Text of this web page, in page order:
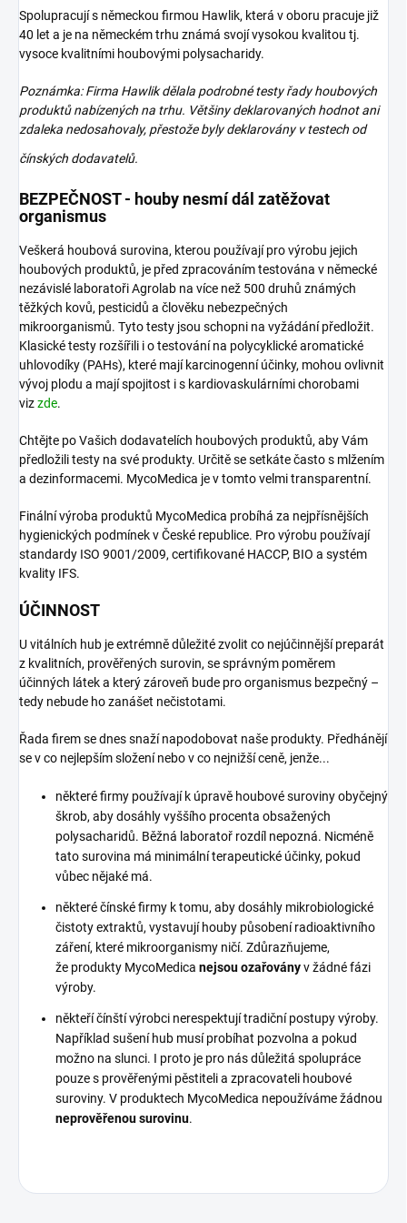
Spolupracují s německou firmou Hawlik, která v oboru pracuje již
40 let a je na německém trhu známá svojí vysokou kvalitou tj.
vysoce kvalitními houbovými polysacharidy.
Poznámka: Firma Hawlik dělala podrobné testy řady houbových
produktů nabízených na trhu. Většiny deklarovaných hodnot ani
zdaleka nedosahovaly, přestože byly deklarovány v testech od
čínských dodavatelů.
BEZPEČNOST - houby nesmí dál zatěžovat
organismus
Veškerá houbová surovina, kterou používají pro výrobu jejich
houbových produktů, je před zpracováním testována v německé
nezávislé laboratoři Agrolab na více než 500 druhů známých
těžkých kovů, pesticidů a člověku nebezpečných
mikroorganismů. Tyto testy jsou schopni na vyžádání předložit.
Klasické testy rozšířili i o testování na polycyklické aromatické
uhlovodíky (PAHs), které mají karcinogenní účinky, mohou ovlivnit
vývoj plodu a mají spojitost i s kardiovaskulárními chorobami
vizzde.
Chtějte po Vašich dodavatelích houbových produktů, aby Vám
předložili testy na své produkty. Určitě se setkáte často s mlžením
a dezinformacemi. MycoMedica je v tomto velmi transparentní.
Finální výroba produktů MycoMedica probíhá za nejpřísnějších
hygienických podmínek v České republice. Pro výrobu používají
standardy ISO 9001/2009, certifikované HACCP, BIO a systém
kvality IFS.
ÚČINNOST
U vitálních hub je extrémně důležité zvolit co nejúčinnější preparát
z kvalitních, prověřených surovin, se správným poměrem
účinných látek a který zároveň bude pro organismus bezpečný –
tedy nebude ho zanášet nečistotami.
Řada firem se dnes snaží napodobovat naše produkty. Předhánějí
se v co nejlepším složení nebo v co nejnižší ceně, jenže...
některé firmy používají k úpravě houbové suroviny obyčejný
škrob, aby dosáhly vyššího procenta obsažených
polysacharidů. Běžná laboratoř rozdíl nepozná. Nicméně
tato surovina má minimální terapeutické účinky, pokud
vůbec nějaké má.
některé čínské firmy k tomu, aby dosáhly mikrobiologické
čistoty extraktů, vystavují houby působení radioaktivního
záření, které mikroorganismy ničí. Zdůrazňujeme,
že produkty MycoMedica nejsou ozařoványv žádné fázi
výroby.
někteří čínští výrobci nerespektují tradiční postupy výroby.
Například sušení hub musí probíhat pozvolna a pokud
možno na slunci. I proto je pro nás důležitá spolupráce
pouze s prověřenými pěstiteli a zpracovateli houbové
suroviny. V produktech MycoMedica nepoužíváme žádnou
neprověřenou surovinu.